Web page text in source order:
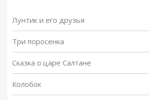
Лунтик и его друзья
Три поросенка
Сказка о царе Салтане
Колобок